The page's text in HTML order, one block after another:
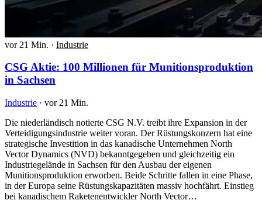
vor 21 Min. · Industrie
CSG Aktie: 100 Millionen für Munitionsproduktion
in Sachsen
Industrie · vor 21 Min.
Die niederländisch notierte CSG N.V. treibt ihre Expansion in der
Verteidigungsindustrie weiter voran. Der Rüstungskonzern hat eine
strategische Investition in das kanadische Unternehmen North
Vector Dynamics (NVD) bekanntgegeben und gleichzeitig ein
Industriegelände in Sachsen für den Ausbau der eigenen
Munitionsproduktion erworben. Beide Schritte fallen in eine Phase,
in der Europa seine Rüstungskapazitäten massiv hochfährt. Einstieg
bei kanadischem Raketenentwickler North Vector…